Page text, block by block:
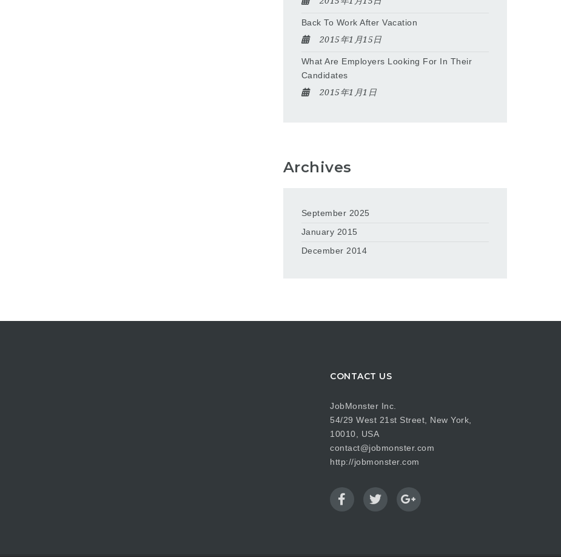
Back To Work After Vacation
2015年1月15日
What Are Employers Looking For In Their
Candidates
2015年1月1日
Archives
September 2025
January 2015
December 2014
CONTACT US
JobMonster Inc.
54/29 West 21st Street, New York,
10010, USA
contact@jobmonster.com
http://jobmonster.com